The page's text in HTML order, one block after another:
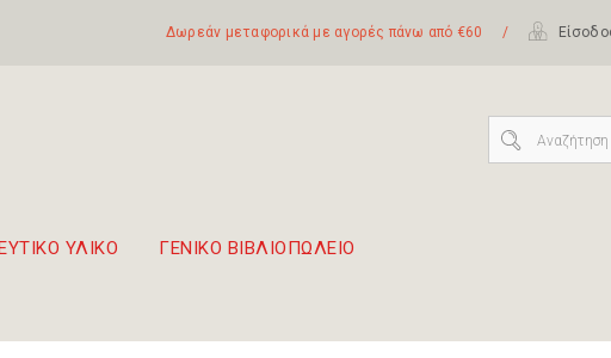
Δωρεάν μεταφορικά με αγορές πάνω από €60 /
ΥΛΙΚΟ ΓΕΝΙΚΟ ΒΙΒΛΙΟΠΩΛΕΙΟ